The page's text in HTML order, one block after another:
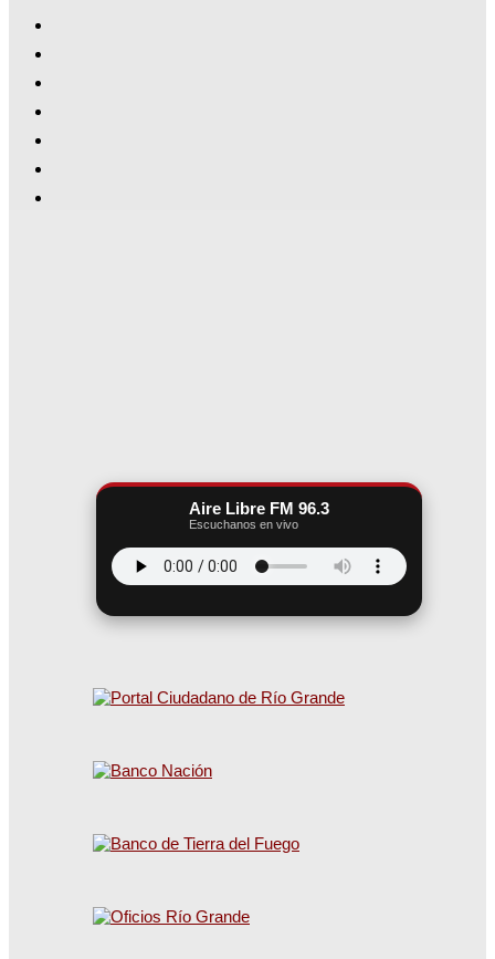
Aire Libre FM 96.3
Escuchanos en vivo